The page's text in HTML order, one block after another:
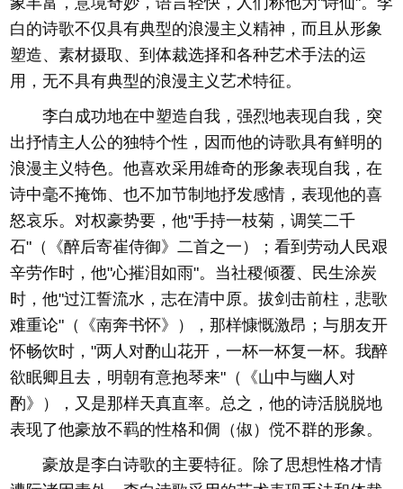
白的诗歌不仅具有典型的浪漫主义精神，而且从形象
塑造、素材摄取、到体裁选择和各种艺术手法的运
用，无不具有典型的浪漫主义艺术特征。
李白成功地在中塑造自我，强烈地表现自我，突
出抒情主人公的独特个性，因而他的诗歌具有鲜明的
浪漫主义特色。他喜欢采用雄奇的形象表现自我，在
诗中毫不掩饰、也不加节制地抒发感情，表现他的喜
怒哀乐。对权豪势要，他"手持一枝菊，调笑二千
石"（《醉后寄崔侍御》二首之一）；看到劳动人民艰
辛劳作时，他"心摧泪如雨"。当社稷倾覆、民生涂炭
时，他"过江誓流水，志在清中原。拔剑击前柱，悲歌
难重论"（《南奔书怀》），那样慷慨激昂；与朋友开
怀畅饮时，"两人对酌山花开，一杯一杯复一杯。我醉
欲眠卿且去，明朝有意抱琴来"（《山中与幽人对
酌》），又是那样天真直率。总之，他的诗活脱脱地
表现了他豪放不羁的性格和倜（俶）傥不群的形象。
豪放是李白诗歌的主要特征。除了思想性格才情